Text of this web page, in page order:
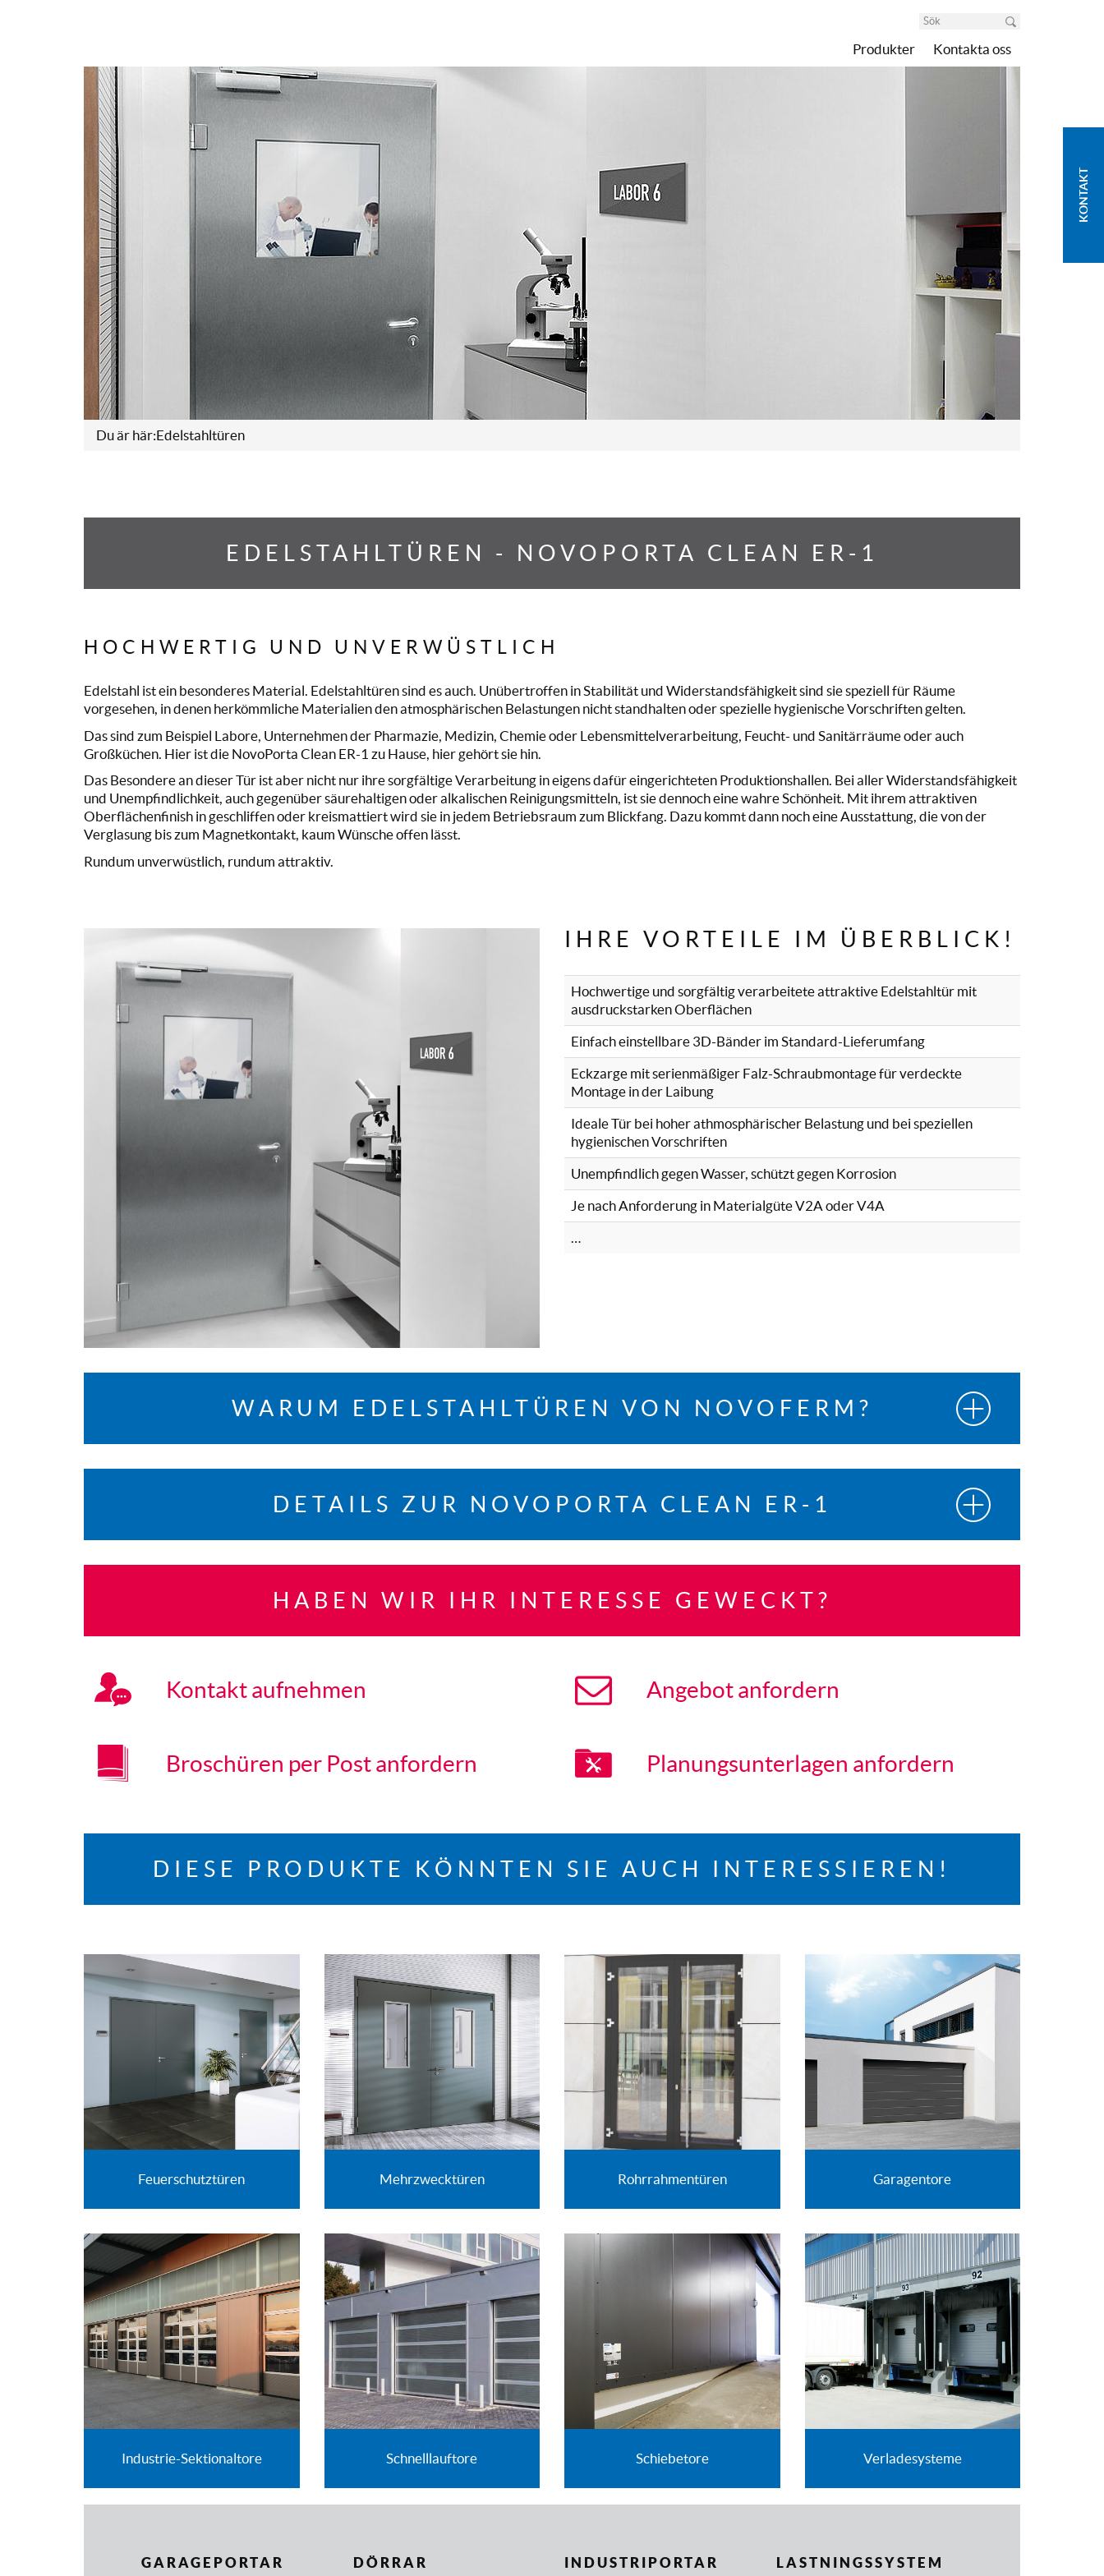
Produkter Kontakta oss
KONTAKT
Du är här:Edelstahltüren
EDELSTAHLTÜREN - NOVOPORTA CLEAN ER-1
HOCHWERTIG UND UNVERWÜSTLICH
Edelstahl ist ein besonderes Material. Edelstahltüren sind es auch. Unübertroffen in Stabilität und Widerstandsfähigkeit sind sie speziell für Räume
vorgesehen, in denen herkömmliche Materialien den atmosphärischen Belastungen nicht standhalten oder spezielle hygienische Vorschriften gelten.
Das sind zum Beispiel Labore, Unternehmen der Pharmazie, Medizin, Chemie oder Lebensmittelverarbeitung, Feucht- und Sanitärräume oder auch
Großküchen. Hier ist die NovoPorta Clean ER-1 zu Hause, hier gehört sie hin.
Das Besondere an dieser Tür ist aber nicht nur ihre sorgfältige Verarbeitung in eigens dafür eingerichteten Produktionshallen. Bei aller Widerstandsfähigkeit
und Unempfindlichkeit, auch gegenüber säurehaltigen oder alkalischen Reinigungsmitteln, ist sie dennoch eine wahre Schönheit. Mit ihrem attraktiven
Oberflächenfinish in geschliffen oder kreismattiert wird sie in jedem Betriebsraum zum Blickfang. Dazu kommt dann noch eine Ausstattung, die von der
Verglasung bis zum Magnetkontakt, kaum Wünsche offen lässt.
Rundum unverwüstlich, rundum attraktiv.
IHRE VORTEILE IM ÜBERBLICK!
Hochwertige und sorgfältig verarbeitete attraktive Edelstahltür mit
ausdruckstarken Oberflächen
Einfach einstellbare 3D-Bänder im Standard-Lieferumfang
Eckzarge mit serienmäßiger Falz-Schraubmontage für verdeckte
Montage in der Laibung
Ideale Tür bei hoher athmosphärischer Belastung und bei speziellen
hygienischen Vorschriften
Unempfindlich gegen Wasser, schützt gegen Korrosion
Je nach Anforderung in Materialgüte V2A oder V4A
…
WARUM EDELSTAHLTÜREN VON NOVOFERM?
DETAILS ZUR NOVOPORTA CLEAN ER-1
HABEN WIR IHR INTERESSE GEWECKT?
Kontakt aufnehmen
Broschüren per Post anfordern
Angebot anfordern
Planungsunterlagen anfordern
DIESE PRODUKTE KÖNNTEN SIE AUCH INTERESSIEREN!
Feuerschutztüren
Industrie-Sektionaltore
Mehrzwecktüren
Schnelllauftore
Rohrrahmentüren
Schiebetore
Garagentore
Verladesysteme
GARAGEPORTAR DÖRRAR INDUSTRIPORTAR LASTNINGSSYSTEM